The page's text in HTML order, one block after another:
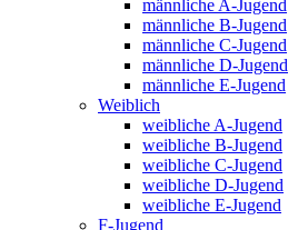
männliche A-Jugend
männliche B-Jugend
männliche C-Jugend
männliche D-Jugend
männliche E-Jugend
Weiblich
weibliche A-Jugend
weibliche B-Jugend
weibliche C-Jugend
weibliche D-Jugend
weibliche E-Jugend
F-Jugend